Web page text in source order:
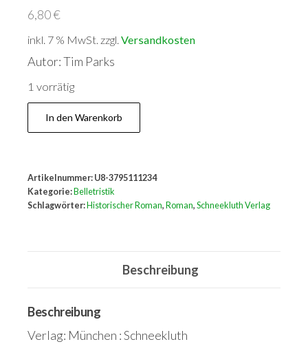
6,80€
inkl. 7 % MwSt. zzgl. Versandkosten
Autor: Tim Parks
1 vorrätig
Flammenzungen.
Roman
In den Warenkorb
Artikelnummer: U8-3795111234
Kategorie: Belletristik
Schlagwörter: Historischer Roman, Roman, Schneekluth Verlag
Beschreibung
Beschreibung
Verlag: München : Schneekluth